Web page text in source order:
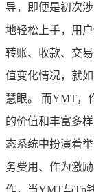
导，即便是初次
地轻松上手，用
转账、收款、交
值变化情况，就
慧眼。 而YMT，
的价值和丰富多
态系统中扮演着
务费用、作为激
作，当YMT与Tp